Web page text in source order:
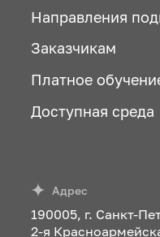
Направления
Заказчикам
Платное
Доступная среда
Адрес
190005, г. Санкт-
2-я